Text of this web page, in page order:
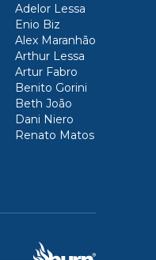
Adelor Lessa
Enio Biz
Alex Maranhão
Arthur Lessa
Artur Fabro
Benito Gorini
Beth João
Dani Niero
Renato Matos